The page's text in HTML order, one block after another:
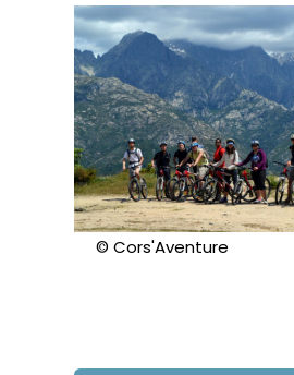
© Cors'Aventure